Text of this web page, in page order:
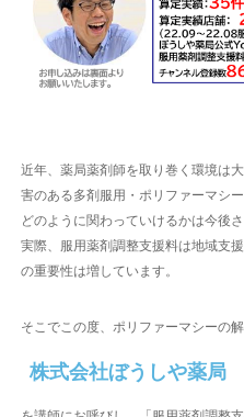
近年、薬局薬剤師を取り巻く環境は
害のある多剤服用・ポリファーマシ
どのように関わっていけるかは今後
実際、服用薬剤調整支援料は地域支
の重要性は増しています。
そこでこの度、ポリファーマシーの
株式会社ぼうしや薬